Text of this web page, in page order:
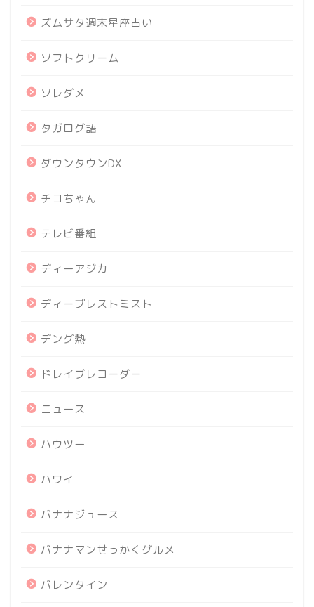
ズムサタ週末星座占い
ソフトクリーム
ソレダメ
タガログ語
ダウンタウンDX
チコちゃん
テレビ番組
ディーアジカ
ディープレストミスト
デング熱
ドレイブレコーダー
ニュース
ハウツー
ハワイ
バナナジュース
バナナマンせっかくグルメ
バレンタイン